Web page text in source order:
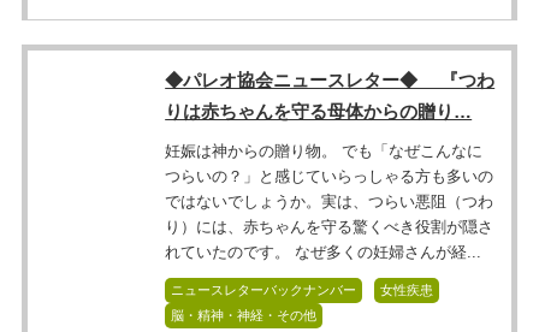
◆パレオ協会ニュースレター◆ 『つわ
りは赤ちゃんを守る母体からの贈り…
妊娠は神からの贈り物。 でも「なぜこんなに
つらいの？」と感じていらっしゃる方も多いの
ではないでしょうか。実は、つらい悪阻（つわ
り）には、赤ちゃんを守る驚くべき役割が隠さ
れていたのです。 なぜ多くの妊婦さんが経...
ニュースレターバックナンバー
女性疾患
脳・精神・神経・その他